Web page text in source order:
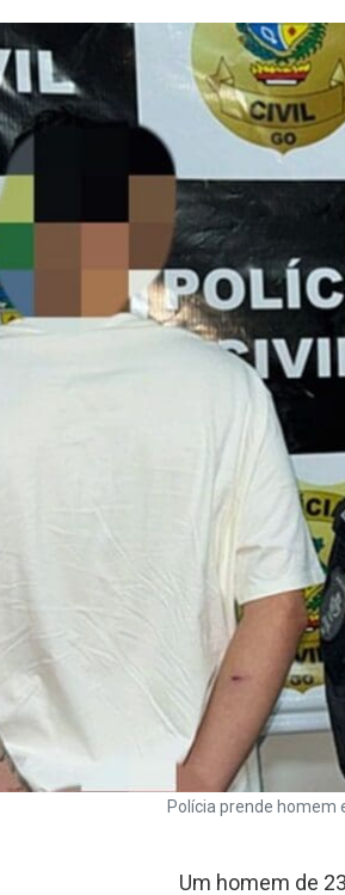
Polícia prende homem
Um homem de